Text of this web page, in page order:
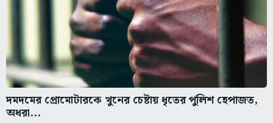
দমদমের প্রোমোটারকে খুনের চেষ্টায় ধৃতের পুলিশ হেপাজত,
অধরা...